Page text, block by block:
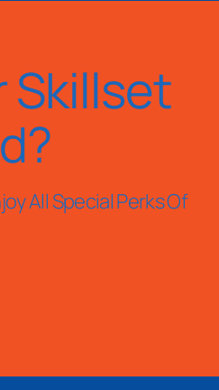
Skillset
All Special Perks Of